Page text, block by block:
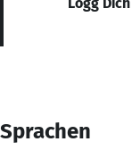
Sprachen